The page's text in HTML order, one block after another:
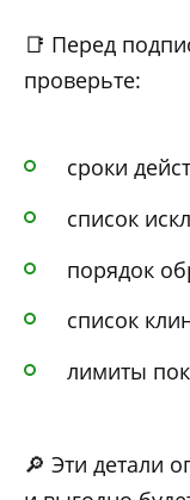
📑 Перед
проверьте:
сроки
список
порядок
список
лимиты
🔎 Эти детали